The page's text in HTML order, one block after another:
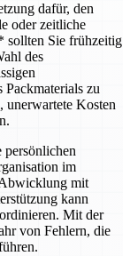
dafür, den
oder zeitliche
sollten Sie frühzeitig
des
Packmaterials zu
unerwartete Kosten
im
mit
kann
Mit der
von Fehlern, die